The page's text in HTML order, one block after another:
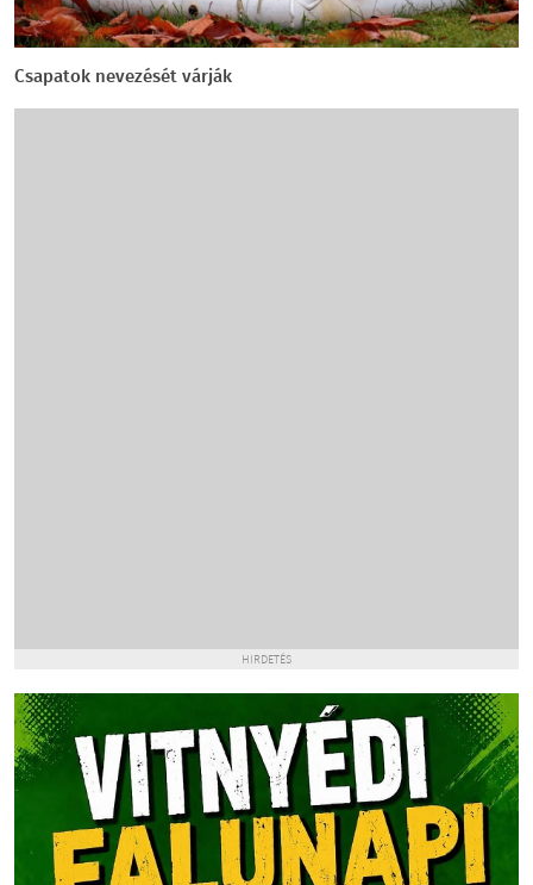
Csapatok nevezését várják
HIRDETÉS